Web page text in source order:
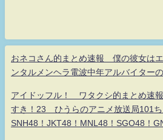
おネコさん的まとめ速報 僕の彼女は
ンタルメンヘラ電波中年アルバイター
アイドッフル！ ワタクシ的まとめ速
すき！23 ひうらのアニメ放送局101
SNH48！JKT48！MNL48！SGO48！